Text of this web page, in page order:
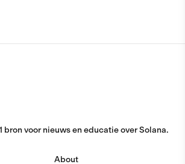
bron voor nieuws en educatie over Solana.
About